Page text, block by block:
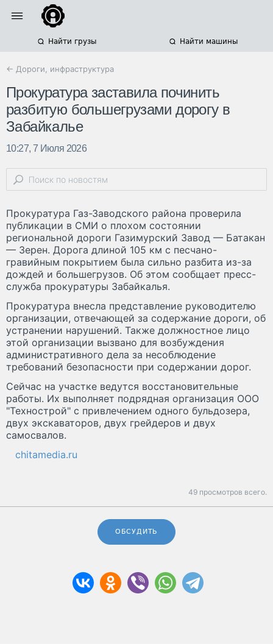
Найти грузы Найти машины
← Дороги, инфраструктура
Прокуратура заставила починить
разбитую большегрузами дорогу в
Забайкалье
10:27, 7 Июля 2026
Прокуратура Газ-Заводского района проверила
публикации в СМИ о плохом состоянии
региональной дороги Газимурский Завод — Батакан
— Зерен. Дорога длиной 105 км с песчано-
гравийным покрытием была сильно разбита из-за
дождей и большегрузов. Об этом сообщает пресс-
служба прокуратуры Забайкалья.
Прокуратура внесла представление руководителю
организации, отвечающей за содержание дороги, об
устранении нарушений. Также должностное лицо
этой организации вызвано для возбуждения
административного дела за несоблюдение
требований безопасности при содержании дорог.
Сейчас на участке ведутся восстановительные
работы. Их выполняет подрядная организация ООО
"Технострой" с привлечением одного бульдозера,
двух экскаваторов, двух грейдеров и двух
самосвалов.
chitamedia.ru
49 просмотров всего.
ОБСУДИТЬ